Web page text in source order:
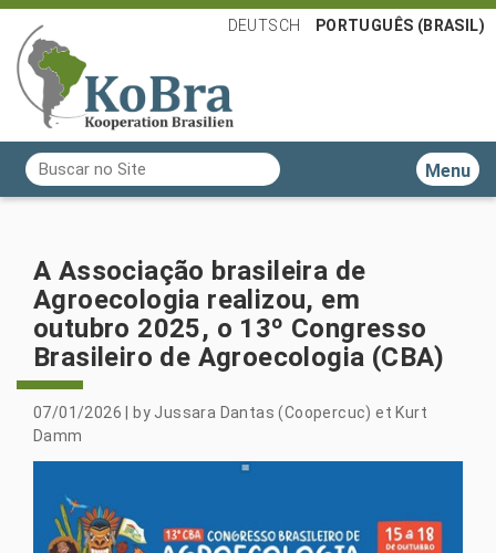
Busca
Busca Avançada…
DEUTSCH PORTUGUÊS (BRASIL)
Toggle
A Associação brasileira de
Agroecologia realizou, em
outubro 2025, o 13º Congresso
Brasileiro de Agroecologia (CBA)
07/01/2026 by Jussara Dantas (Coopercuc) et Kurt
Damm